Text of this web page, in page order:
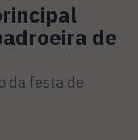
de
da festa de